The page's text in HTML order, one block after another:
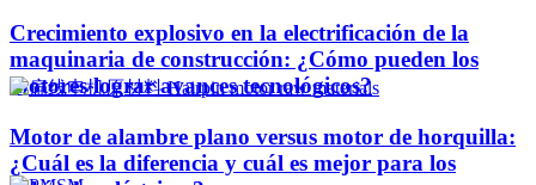
Crecimiento explosivo en la electrificación de la
maquinaria de construcción: ¿Cómo pueden los
motores lograr avances tecnológicos?
Motor de alambre plano versus motor de horquilla:
¿Cuál es la diferencia y cuál es mejor para los